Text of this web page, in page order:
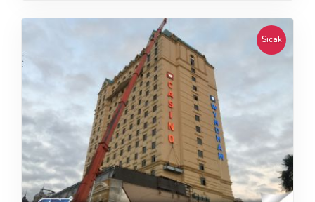
Sıcak